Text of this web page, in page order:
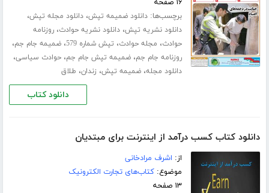
۱۶ صفحه
برچسب‌ها:دانلود ضمیمه تپش،دانلود مجله تپش،
دانلود نشریه تپش،دانلود نشریه حوادث،روزنامه
حوادث، مجله حوادث، تپش شماره 579 ،ضمیمه جام جم،
روزنامه جام جم،ضمیمه تپش جام جم،حوادث سیاسی،
دانلود مجله،ضمیمه تپش، زندان، طلاق
دانلود کتاب
دانلود کتاب کسب درآمد از اینترنت برای مبتدیان
از: اشرف مرادخانی
موضوع:کتاب‌های تجارت الکترونیک
۱۳ صفحه